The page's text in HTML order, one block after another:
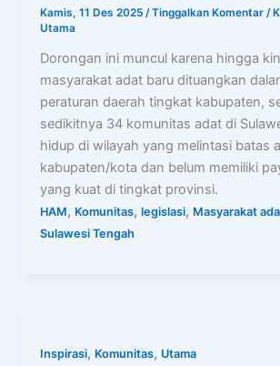
Kamis, 11 Des 2025/Tinggalkan Komentar /
Utama
Dorongan ini muncul karena hingga
masyarakat adat baru dituangkan
peraturan daerah tingkat kabupaten,
sedikitnya 34 komunitas adat di
hidup di wilayah yang melintasi batas
kabupaten/kota dan belum memiliki
yang kuat di tingkat provinsi.
HAM, Komunitas,legislasi, Masyarakat
Sulawesi Tengah
Inspirasi, Komunitas, Utama